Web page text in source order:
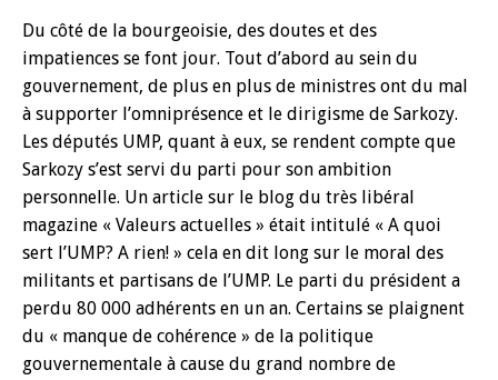
Du côté de la bourgeoisie, des doutes et des
impatiences se font jour. Tout d’abord au sein du
gouvernement, de plus en plus de ministres ont du mal
à supporter l’omniprésence et le dirigisme de Sarkozy.
Les députés UMP, quant à eux, se rendent compte que
Sarkozy s’est servi du parti pour son ambition
personnelle. Un article sur le blog du très libéral
magazine « Valeurs actuelles » était intitulé « A quoi
sert l’UMP? A rien! » cela en dit long sur le moral des
militants et partisans de l’UMP. Le parti du président a
perdu 80 000 adhérents en un an. Certains se plaignent
du « manque de cohérence » de la politique
gouvernementale à cause du grand nombre de